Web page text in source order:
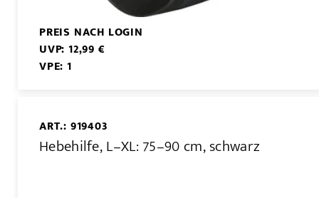
PREIS NACH LOGIN
UVP: 12,99 €
VPE: 1
ART.: 919403
Hebehilfe, L–XL: 75–90 cm, schwarz